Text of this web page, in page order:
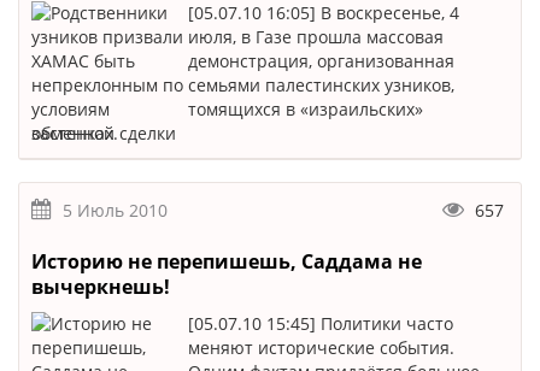
[05.07.10 16:05] В воскресенье, 4
июля, в Газе прошла массовая
демонстрация, организованная
семьями палестинских узников,
томящихся в «израильских»
застенках.
5 Июль 2010 657
Историю не перепишешь, Саддама не
вычеркнешь!
[05.07.10 15:45] Политики часто
меняют исторические события.